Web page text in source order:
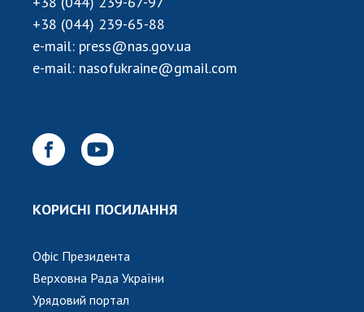
+38 (044) 239-65-88
e-mail: press@nas.gov.ua
e-mail: nasofukraine@gmail.com
КОРИСНІ ПОСИЛАННЯ
Офіс Президента
Верховна Рада України
Урядовий портал